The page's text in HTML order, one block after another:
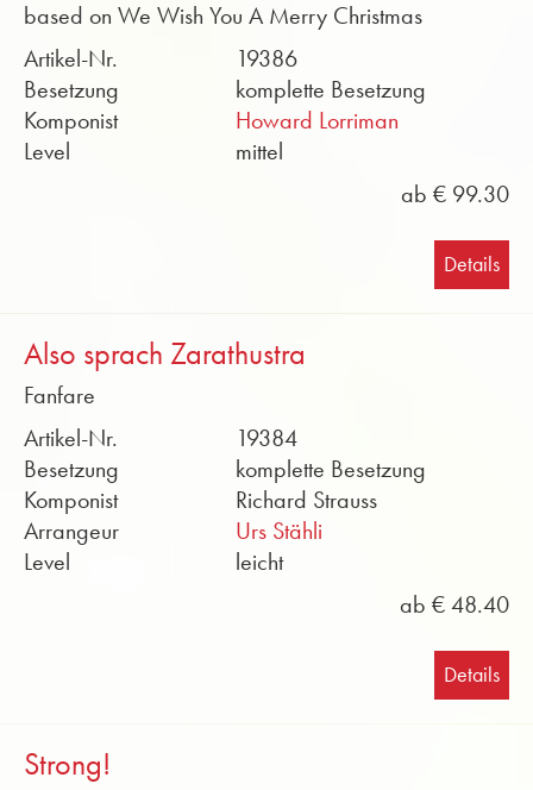
based on We Wish You A Merry Christmas
Artikel-Nr.
19386
Besetzung
komplette Besetzung
Komponist
Howard Lorriman
Level
mittel
ab € 99.30
Details
Also sprach Zarathustra
Fanfare
Artikel-Nr.
19384
Besetzung
komplette Besetzung
Komponist
Richard Strauss
Arrangeur
Urs Stähli
Level
leicht
ab € 48.40
Details
Strong!